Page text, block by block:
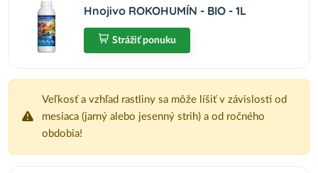
Hnojivo ROKOHUMÍN - BIO - 1L
Strážiť ponuku
Veľkosť a vzhľad rastliny sa môže líšiť v závislosti od
mesiaca (jarný alebo jesenný strih) a od ročného
obdobia!